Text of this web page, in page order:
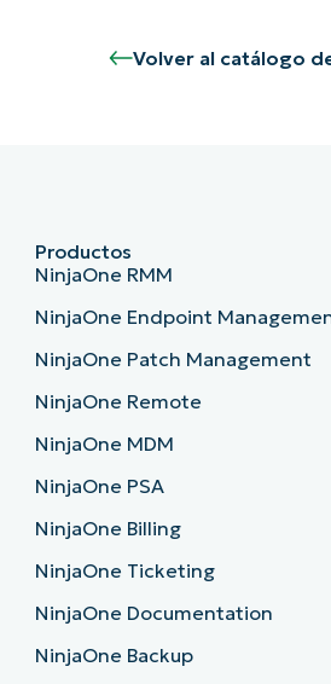
Volver al catálogo
Productos
NinjaOne RMM
NinjaOne Endpoint
NinjaOne Patch Management
NinjaOne Remote
NinjaOne MDM
NinjaOne PSA
NinjaOne Billing
NinjaOne Ticketing
NinjaOne Documentation
NinjaOne Backup